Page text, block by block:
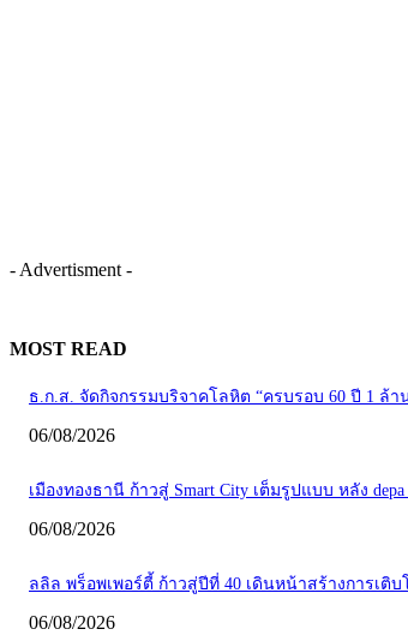
- Advertisment -
MOST READ
ธ.ก.ส. จัดกิจกรรมบริจาคโลหิต “ครบรอบ 60 ปี 1 ล้
06/08/2026
เมืองทองธานี ก้าวสู่ Smart City เต็มรูปแบบ หลัง
06/08/2026
ลลิล พร็อพเพอร์ตี้ ก้าวสู่ปีที่ 40 เดินหน้าสร้างการเ
06/08/2026